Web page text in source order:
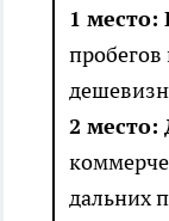
1 место:
пробегов
2 место:
дальних